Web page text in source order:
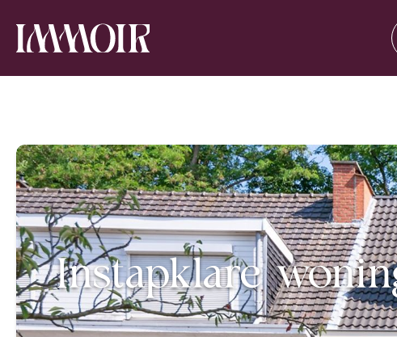
Instapklare